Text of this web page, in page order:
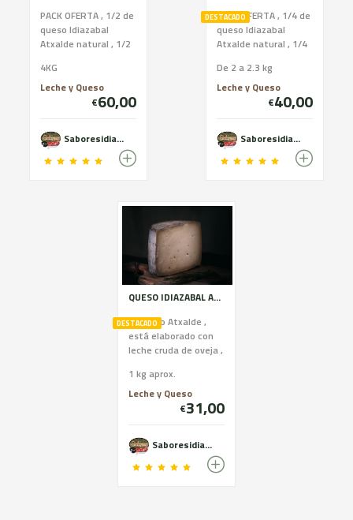
PACK OFERTA , 1/2 de
queso Idiazabal
Atxalde natural , 1/2
Sarabe ahumado , 1
Txakolí (Gañeta ) 1 ...
4KG
Leche y Queso
€60,00
Saboresidiazabal
DESTACADO
PACK OFERTA , 1/4 de
queso Idiazabal
Atxalde natural , 1/4
Sarabe ahumado , 1
Txakolí (Gañeta ) 1 ...
De 2 a 2.3 kg
Leche y Queso
€40,00
Saboresidiazabal
DESTACADO
QUESO IDIAZABAL ATXALDE D.P.O
El Queso Atxalde ,
está elaborado con
leche cruda de oveja ,
meses con moho
natural en su cortez...
1 kg aprox.
Leche y Queso
€31,00
Saboresidiazabal